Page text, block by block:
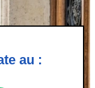
au :